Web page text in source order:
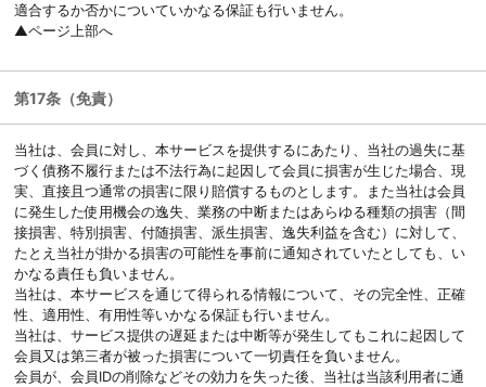
適合するか否かについていかなる保証も行いません。
▲ページ上部へ
第17条（免責）
当社は、会員に対し、本サービスを提供するにあたり、当社の過失に基
づく債務不履行または不法行為に起因して会員に損害が生じた場合、現
実、直接且つ通常の損害に限り賠償するものとします。また当社は会員
に発生した使用機会の逸失、業務の中断またはあらゆる種類の損害（間
接損害、特別損害、付随損害、派生損害、逸失利益を含む）に対して、
たとえ当社が掛かる損害の可能性を事前に通知されていたとしても、い
かなる責任も負いません。
当社は、本サービスを通じて得られる情報について、その完全性、正確
性、適用性、有用性等いかなる保証も行いません。
当社は、サービス提供の遅延または中断等が発生してもこれに起因して
会員又は第三者が被った損害について一切責任を負いません。
会員が、会員IDの削除などその効力を失った後、当社は当該利用者に通